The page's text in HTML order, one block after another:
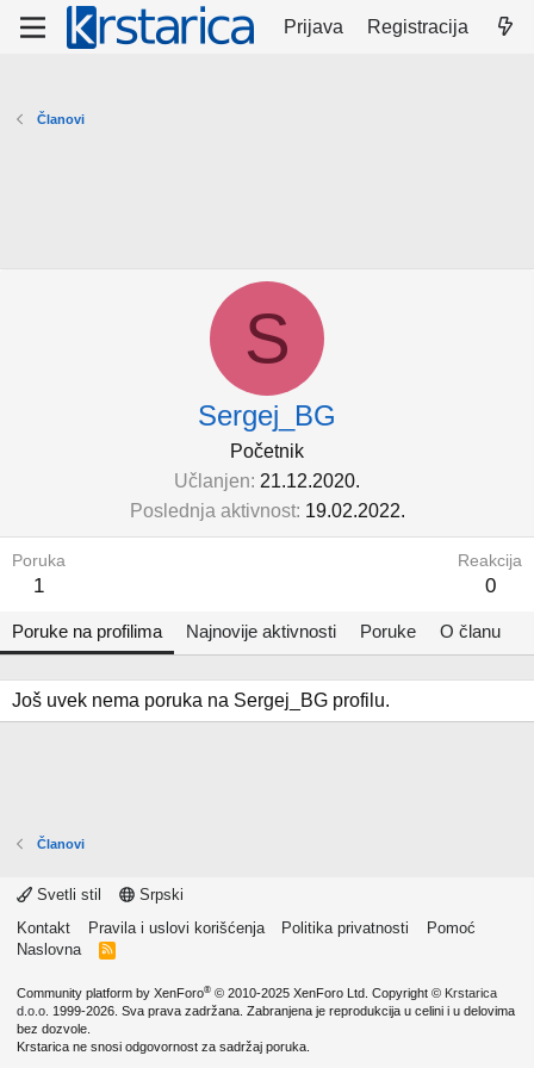
Prijava Registracija
Članovi
S
Sergej_BG
Početnik
Učlanjen 21.12.2020.
Poslednja aktivnost 19.02.2022.
Poruka
1
Reakcija
0
Poruke na profilima Najnovije aktivnosti Poruke O članu
Još uvek nema poruka na Sergej_BG profilu.
Članovi
Svetli stil
Srpski
Kontakt
Pravila i uslovi korišćenja Politika privatnosti
Pomoć
Naslovna
R
Community platform by XenForo® © 2010-2025 XenForo Ltd. Copyright © Krstarica
d.o.o. 1999-2026. Sva prava zadržana. Zabranjena je reprodukcija u celini i u delovima
bez dozvole.
Krstarica ne snosi odgovornost za sadržaj poruka.